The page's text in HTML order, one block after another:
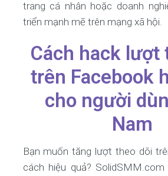
trang cá nhân hoặc doanh
triển mạnh mẽ trên mạng xã hội.
Cách hack lượt
trên Facebook
cho người
Nam
Bạn muốn tăng lượt theo dõi
cách hiệu quả?